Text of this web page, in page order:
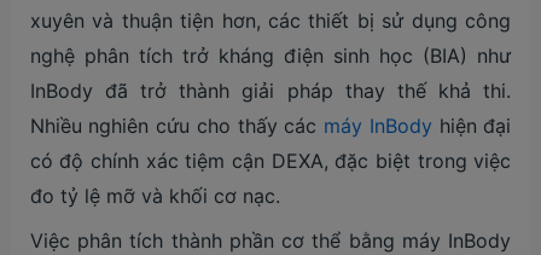
xuyên và thuận tiện hơn, các thiết bị sử dụng công
nghệ phân tích trở kháng điện sinh học (BIA) như
InBody đã trở thành giải pháp thay thế khả thi.
Nhiều nghiên cứu cho thấy các máy InBody hiện đại
có độ chính xác tiệm cận DEXA, đặc biệt trong việc
đo tỷ lệ mỡ và khối cơ nạc.
Việc phân tích thành phần cơ thể bằng máy InBody